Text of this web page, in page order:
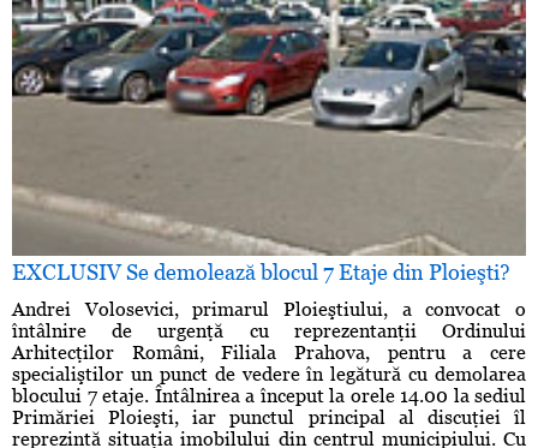
EXCLUSIV Se demolează blocul 7 Etaje din Ploieşti?
Andrei Volosevici, primarul Ploieştiului, a convocat o
întâlnire de urgenţă cu reprezentanţii Ordinului
Arhitecţilor Români, Filiala Prahova, pentru a cere
specialiştilor un punct de vedere în legătură cu demolarea
blocului 7 etaje. Întâlnirea a început la orele 14.00 la sediul
Primăriei Ploieşti, iar punctul principal al discuţiei îl
reprezintă situaţia imobilului din centrul municipiului. Cu